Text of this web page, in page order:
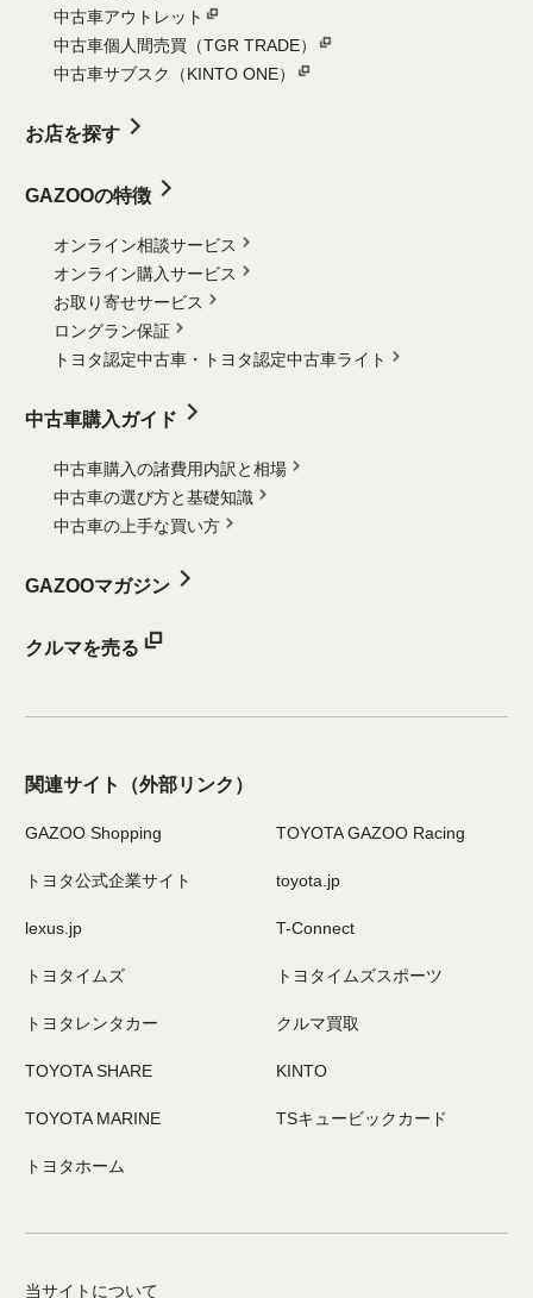
中古車アウトレット
中古車個人間売買（TGR TRADE）
中古車サブスク（KINTO ONE）
お店を探す
GAZOOの特徴
オンライン相談サービス
オンライン購入サービス
お取り寄せサービス
ロングラン保証
トヨタ認定中古車・
トヨタ認定中古車ライト
中古車購入ガイド
中古車購入の諸費用内訳と相場
中古車の選び方と基礎知識
中古車の上手な買い方
GAZOOマガジン
クルマを売る
関連サイト （外部リンク）
GAZOO Shopping TOYOTA GAZOO Racing
トヨタ公式企業サイト toyota.jp
lexus.jp T-Connect
トヨタイムズ トヨタイムズスポーツ
トヨタレンタカー クルマ買取
TOYOTA SHARE KINTO
TOYOTA MARINE TSキュービックカード
トヨタホーム
当サイトについて